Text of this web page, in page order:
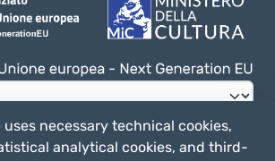
necessary technical cookies,
analytical cookies, and third-